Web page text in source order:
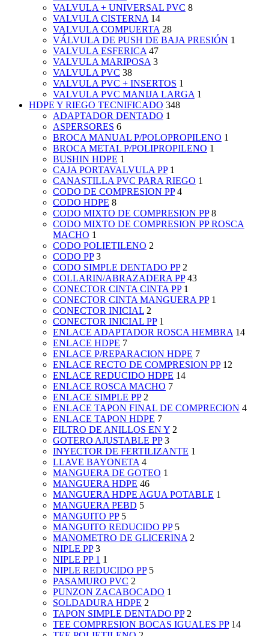
VALVULA + UNIVERSAL PVC 8
VALVULA CISTERNA 14
VALVULA COMPUERTA 28
VÁLVULA DE PUSH DE BAJA PRESIÓN 1
VALVULA ESFERICA 47
VALVULA MARIPOSA 3
VALVULA PVC 38
VALVULA PVC + INSERTOS 1
VALVULA PVC MANIJA LARGA 1
HDPE Y RIEGO TECNIFICADO 348
ADAPTADOR DENTADO 1
ASPERSORES 6
BROCA MANUAL P/POLOPROPILENO 1
BROCA METAL P/POLIPROPILENO 1
BUSHIN HDPE 1
CAJA PORTAVALVULA PP 1
CANASTILLA PVC PARA RIEGO 1
CODO DE COMPRESION PP 4
CODO HDPE 8
CODO MIXTO DE COMPRESION PP 8
CODO MIXTO DE COMPRESION PP ROSCA
MACHO 1
CODO POLIETILENO 2
CODO PP 3
CODO SIMPLE DENTADO PP 2
COLLARIN/ABRAZADERA PP 43
CONECTOR CINTA CINTA PP 1
CONECTOR CINTA MANGUERA PP 1
CONECTOR INICIAL 2
CONECTOR INICIAL PP 1
ENLACE ADAPTADOR ROSCA HEMBRA 14
ENLACE HDPE 7
ENLACE P/REPARACION HDPE 7
ENLACE RECTO DE COMPRESION PP 12
ENLACE REDUCIDO HDPE 14
ENLACE ROSCA MACHO 7
ENLACE SIMPLE PP 2
ENLACE TAPON FINAL DE COMPRECION 4
ENLACE TAPON HDPE 7
FILTRO DE ANILLOS EN Y 2
GOTERO AJUSTABLE PP 3
INYECTOR DE FERTILIZANTE 1
LLAVE BAYONETA 4
MANGUERA DE GOTEO 1
MANGUERA HDPE 46
MANGUERA HDPE AGUA POTABLE 1
MANGUERA PEBD 5
MANGUITO PP 5
MANGUITO REDUCIDO PP 5
MANOMETRO DE GLICERINA 2
NIPLE PP 3
NIPLE PP 1 1
NIPLE REDUCIDO PP 5
PASAMURO PVC 2
PUNZON ZACABOCADO 1
SOLDADURA HDPE 2
TAPON SIMPLE DENTADO PP 2
TEE COMPRESION BOCAS IGUALES PP 14